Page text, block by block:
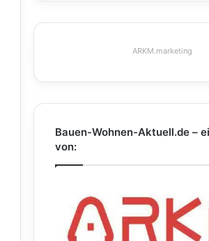
ARKM.marketing
Bauen-Wohnen-Aktuell.de –
von: